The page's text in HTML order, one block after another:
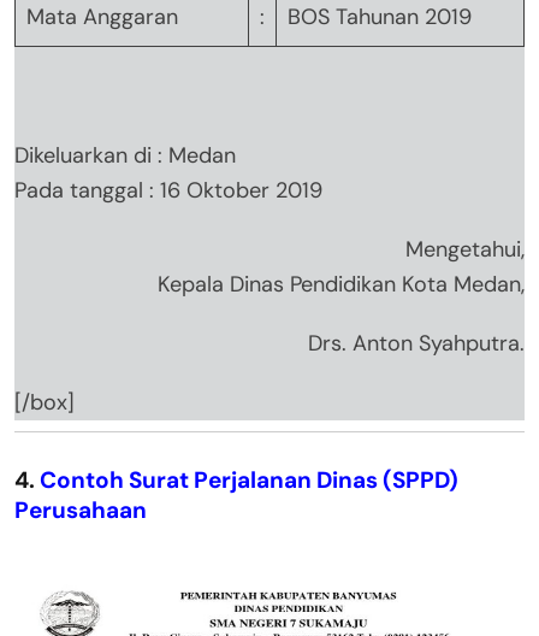
Mata Anggaran
: BOS Tahunan 2019
Dikeluarkan di : Medan
Pada tanggal : 16 Oktober 2019
Mengetahui,
Kepala Dinas Pendidikan Kota Medan,
Drs. Anton Syahputra.
[/box]
4. Contoh Surat Perjalanan Dinas (SPPD)
Perusahaan